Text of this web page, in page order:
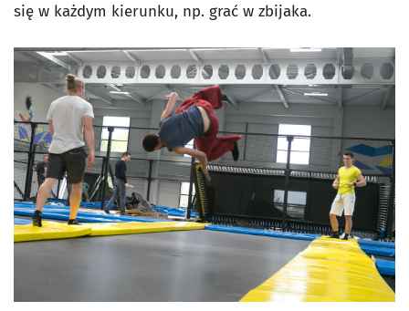
się w każdym kierunku, np. grać w zbijaka.